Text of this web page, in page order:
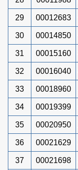
29 00012683
30 00014850
31 00015160
32 00016040
33 00018960
34 00019399
35 00020950
36 00021629
37 00021698